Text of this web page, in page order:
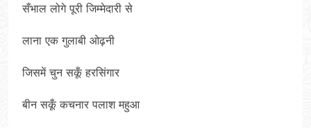
सँभाल लोगे पूरी जिम्मेदारी से
लाना एक गुलाबी ओढ़नी
जिसमें चुन सकूँ हरसिंगार
बीन सकूँ कचनार पलाश महुआ